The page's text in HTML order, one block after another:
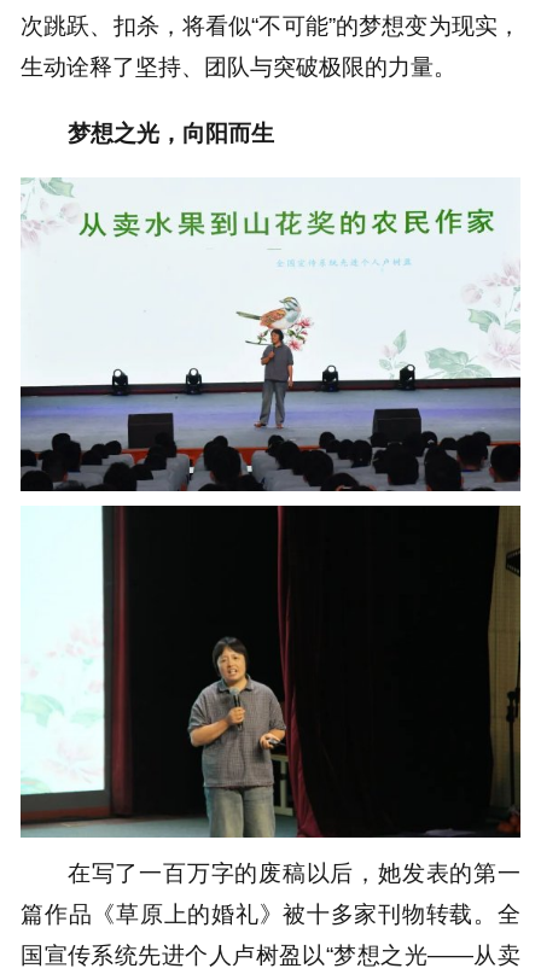
次跳跃、扣杀，将看似“不可能”的梦想变为现实，
生动诠释了坚持、团队与突破极限的力量。
梦想之光，向阳而生
在写了一百万字的废稿以后，她发表的第一
篇作品《草原上的婚礼》被十多家刊物转载。全
国宣传系统先进个人卢树盈以“梦想之光——从卖